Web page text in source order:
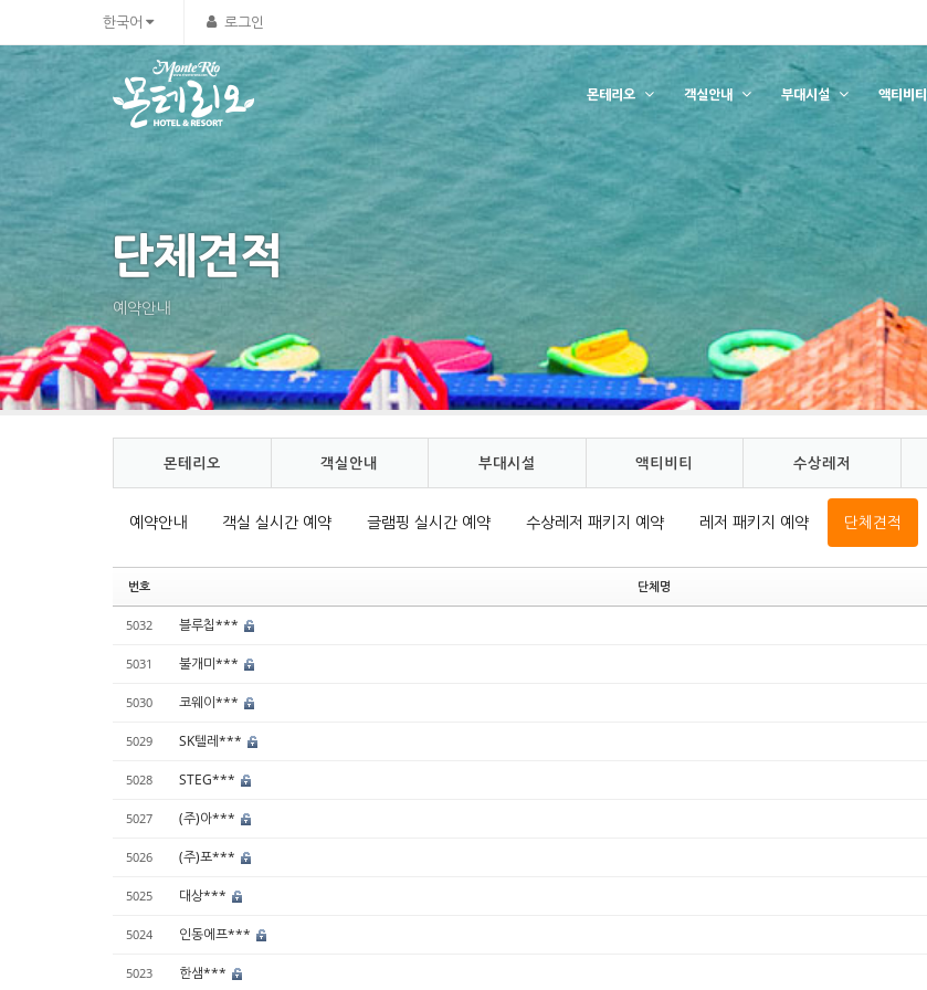
한국어 로그인
몬테리오 객실안내 부대시설 액티비티
단체견적
예약안내
몬테리오 객실안내 부대시설 액티비티 수상레저
예약안내 객실 실시간 예약 글램핑 실시간 예약 수상레저 패키지 예약 레저 패키지 예약 단체견적
번호 단체명
5032 블루칩***
5031 불개미***
5030 코웨이***
5029 SK텔레***
5028 STEG***
5027 (주)아***
5026 (주)포***
5025 대상***
5024 인동에프***
5023 한샘***
Sketchbook5, 스케치북5